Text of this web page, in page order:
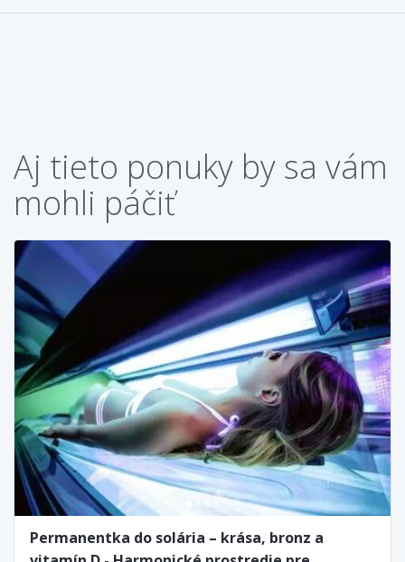
Aj tieto ponuky by sa vám
mohli páčiť
Permanentka do solária – krása, bronz a